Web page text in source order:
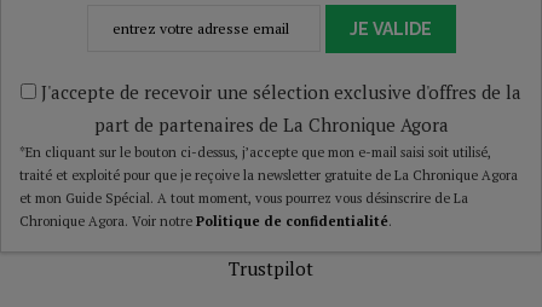
JE VALIDE
J'accepte de recevoir une sélection exclusive d'offres de la
part de partenaires de La Chronique Agora
*En cliquant sur le bouton ci-dessus, j’accepte que mon e-mail saisi soit utilisé,
traité et exploité pour que je reçoive la newsletter gratuite de La Chronique Agora
et mon Guide Spécial. A tout moment, vous pourrez vous désinscrire de La
Chronique Agora. Voir notre Politique de confidentialité.
Trustpilot